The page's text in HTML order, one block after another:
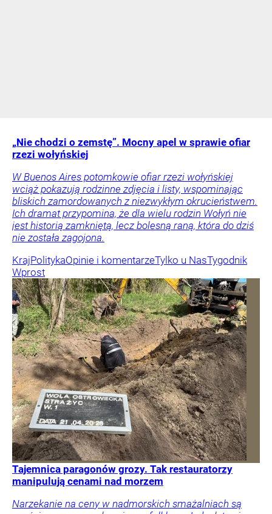
„Nie chodzi o zemstę”. Mocny apel w sprawie ofiar
rzezi wołyńskiej
W Buenos Aires potomkowie ofiar rzezi wołyńskiej
wciąż pokazują rodzinne zdjęcia i listy, wspominając
bliskich zamordowanych z niezwykłym okrucieństwem.
Ich dramat przypomina, że dla wielu rodzin Wołyń nie
jest historią zamkniętą, lecz bolesną raną, która do dziś
nie została zagojona.
KrajPolitykaOpinie i komentarzeTylko u NasTygodnik
Wprost
Tajemnica paragonów grozy. Tak restauratorzy
manipulują cenami nad morzem
Narzekanie na ceny w nadmorskich smażalniach są